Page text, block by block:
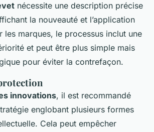
nécessite une description précise
la nouveauté et l’application
les marques, le processus inclut une
et peut être plus simple mais
pour éviter la contrefaçon.
innovations, il est recommandé
englobant plusieurs formes
Cela peut empêcher